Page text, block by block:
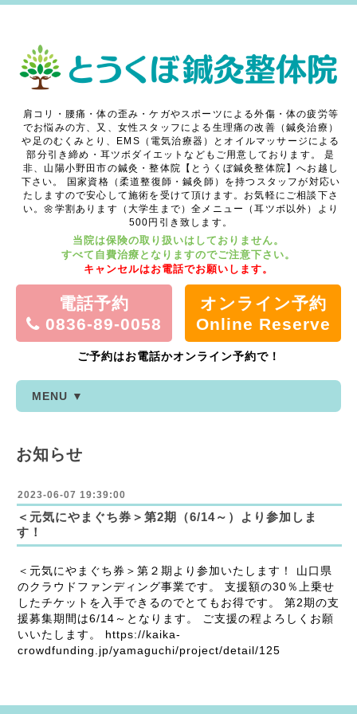
肩コリ・腰痛・体の歪み・ケガやスポーツによる外傷・体の疲労等
でお悩みの方、又、女性スタッフによる生理痛の改善（鍼灸治療）
や足のむくみとり、EMS（電気治療器）とオイルマッサージによる
部分引き締め・耳ツボダイエットなどもご用意しております。
是
非、山陽小野田市の鍼灸・整体院【とうくぼ鍼灸整体院】へお越し
下さい。
国家資格（柔道整復師・鍼灸師）を持つスタッフが対応い
たしますので安心して施術を受けて頂けます。お気軽にご相談下さ
い。🌼学割あります（大学生まで）全メニュー（耳ツボ以外）より
500円引き致します。
当院は保険の取り扱いはしておりません。
すべて自費治療となりますのでご注意下さい。
キャンセルはお電話でお願いします。
電話予約
0836-89-0058
オンライン予約
Online Reserve
ご予約はお電話かオンライン予約で！
MENU ▼
お知らせ
2023-06-07 19:39:00
＜元気にやまぐち券＞第2期（6/14～）より参加しま
す！
＜元気にやまぐち券＞第２期より参加いたします！ 山口県
のクラウドファンディング事業です。 支援額の30％上乗せ
したチケットを入手できるのでとてもお得です。 第2期の支
援募集期間は6/14～となります。 ご支援の程よろしくお願
いいたします。 https://kaika-
crowdfunding.jp/yamaguchi/project/detail/125 ​